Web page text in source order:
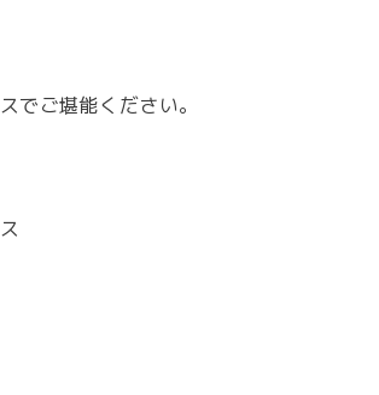
でご堪能ください。